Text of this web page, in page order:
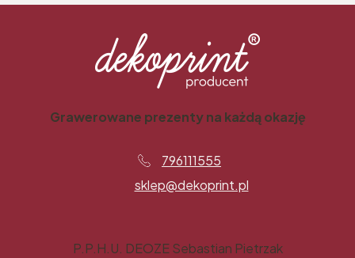
Grawerowane prezenty na każdą okazję
796111555
sklep@dekoprint.pl
P.P.H.U. DEOZE Sebastian Pietrzak